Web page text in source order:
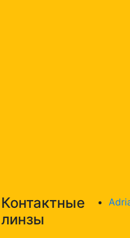
Контактные
линзы